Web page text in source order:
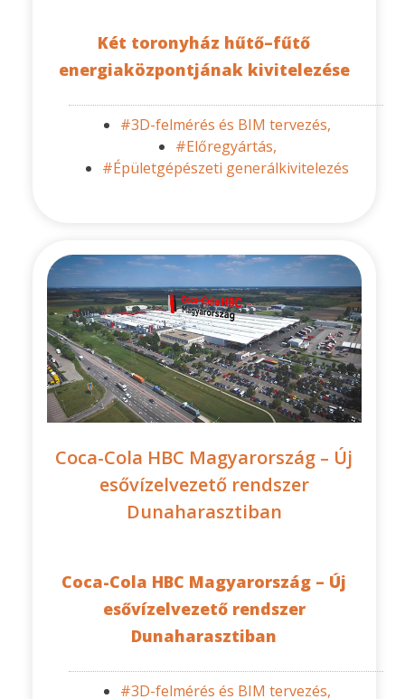
Két toronyház hűtő–fűtő
energiaközpontjának kivitelezése
#3D-felmérés és BIM tervezés,
#Előregyártás,
#Épületgépészeti generálkivitelezés
Coca-Cola HBC Magyarország – Új
esővízelvezető rendszer
Dunaharasztiban
Coca-Cola HBC Magyarország – Új
esővízelvezető rendszer
Dunaharasztiban
#3D-felmérés és BIM tervezés,